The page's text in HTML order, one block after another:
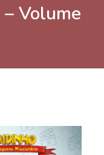
Volume